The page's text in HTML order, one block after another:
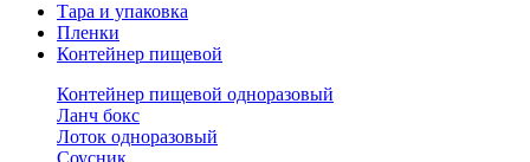
Тара и упаковка
Пленки
Контейнер пищевой
Контейнер пищевой одноразовый
Ланч бокс
Лоток одноразовый
Соусник